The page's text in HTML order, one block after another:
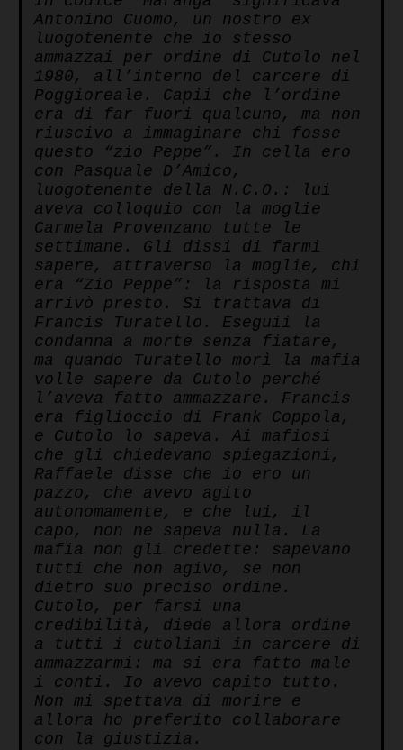
Antonino Cuomo, un nostro ex
luogotenente che io stesso
ammazzai per ordine di Cutolo nel
1980, all’interno del carcere di
Poggioreale. Capii che l’ordine
era di far fuori qualcuno, ma non
riuscivo a immaginare chi fosse
questo “zio Peppe”. In cella ero
con Pasquale D’Amico,
luogotenente della N.C.O.: lui
aveva colloquio con la moglie
Carmela Provenzano tutte le
settimane. Gli dissi di farmi
sapere, attraverso la moglie, chi
era “Zio Peppe”: la risposta mi
arrivò presto. Si trattava di
Francis Turatello. Eseguii la
condanna a morte senza fiatare,
ma quando Turatello morì la mafia
volle sapere da Cutolo perché
l’aveva fatto ammazzare. Francis
era figlioccio di Frank Coppola,
e Cutolo lo sapeva. Ai mafiosi
che gli chiedevano spiegazioni,
Raffaele disse che io ero un
pazzo, che avevo agito
autonomamente, e che lui, il
capo, non ne sapeva nulla. La
mafia non gli credette: sapevano
tutti che non agivo, se non
dietro suo preciso ordine.
Cutolo, per farsi una
credibilità, diede allora ordine
a tutti i cutoliani in carcere di
ammazzarmi: ma si era fatto male
i conti. Io avevo capito tutto.
Non mi spettava di morire e
allora ho preferito collaborare
con la giustizia.